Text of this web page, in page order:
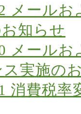
メール
知らせ
メール
実施の
消費税